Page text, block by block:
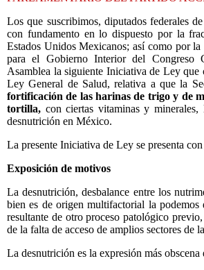
Los que suscribimos, diputados federales
con fundamento en lo dispuesto por la
Estados Unidos Mexicanos; así como por
para el Gobierno Interior del Congreso
Asamblea la siguiente Iniciativa de Ley
Ley General de Salud, relativa a que la
fortificación de las harinas de trigo y de
tortilla, con ciertas vitaminas y
desnutrición en México.
La presente Iniciativa de Ley se presenta
Exposición de motivos
La desnutrición, desbalance entre los
bien es de origen multifactorial la podemos
resultante de otro proceso patológico
de la falta de acceso de amplios sectores de
La desnutrición es la expresión más